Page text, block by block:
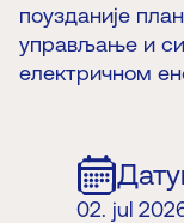
поузданије
управљање и
електричном
02. jul